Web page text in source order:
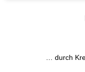
… durch